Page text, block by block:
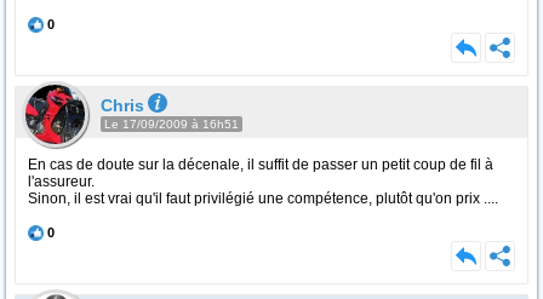
0
Chris
Le 17/09/2009 à 16h51
En cas de doute sur la décenale, il suffit de passer un petit coup de fil à
l'assureur.
Sinon, il est vrai qu'il faut privilégié une compétence, plutôt qu'on prix ....
0